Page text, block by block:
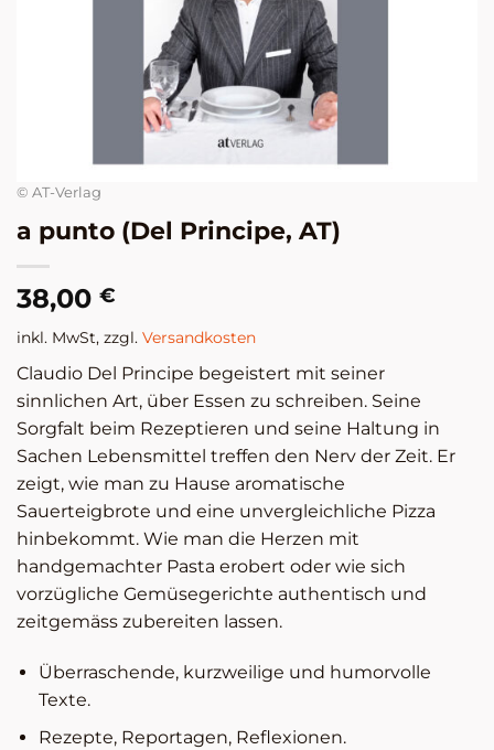
© AT-Verlag
a punto (Del Principe, AT)
38,00 €
inkl. MwSt, zzgl. Versandkosten
Claudio Del Principe begeistert mit seiner
sinnlichen Art, über Essen zu schreiben. Seine
Sorgfalt beim Rezeptieren und seine Haltung in
Sachen Lebensmittel treffen den Nerv der Zeit. Er
zeigt, wie man zu Hause aromatische
Sauerteigbrote und eine unvergleichliche Pizza
hinbekommt. Wie man die Herzen mit
handgemachter Pasta erobert oder wie sich
vorzügliche Gemüsegerichte authentisch und
zeitgemäss zubereiten lassen.
Überraschende, kurzweilige und humorvolle
Texte.
Rezepte, Reportagen, Reflexionen.